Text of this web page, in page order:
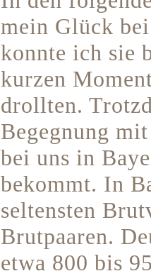
mein Glück
konnte ich sie
kurzen
drollten.
Begegnung
bei uns in
bekommt. In
seltensten
Brutpaaren.
etwa 800 bis